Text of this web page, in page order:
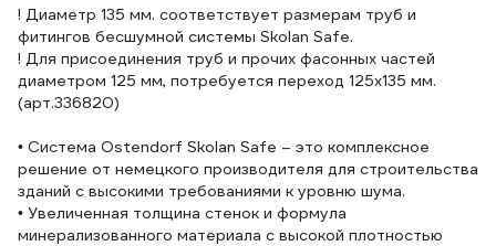
! Диаметр 135 мм. соответствует размерам труб и
фитингов бесшумной системы Skolan Safe.
! Для присоединения труб и прочих фасонных частей
диаметром 125 мм, потребуется переход 125х135 мм.
(арт.336820)
• Система Ostendorf Skolan Safe – это комплексное
решение от немецкого производителя для строительства
зданий с высокими требованиями к уровню шума.
• Увеличенная толщина стенок и формула
минерализованного материала с высокой плотностью